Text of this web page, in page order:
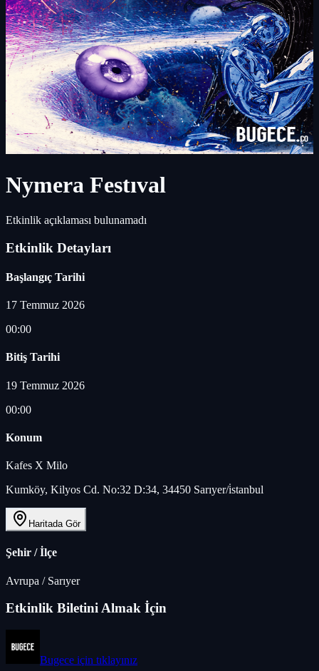
Nymera Festıval
Etkinlik açıklaması bulunamadı
Etkinlik Detayları
Başlangıç Tarihi
17 Temmuz 2026
00:00
Bitiş Tarihi
19 Temmuz 2026
00:00
Konum
Kafes X Milo
Kumköy, Kilyos Cd. No:32 D:34, 34450 Sarıyer/i̇stanbul
Haritada Gör
Şehir / İlçe
Avrupa / Sarıyer
Etkinlik Biletini Almak İçin
Bugece için tıklayınız